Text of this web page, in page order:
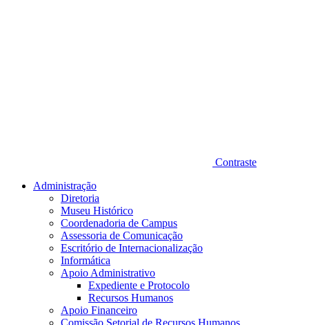
Contraste
Administração
Diretoria
Museu Histórico
Coordenadoria de Campus
Assessoria de Comunicação
Escritório de Internacionalização
Informática
Apoio Administrativo
Expediente e Protocolo
Recursos Humanos
Apoio Financeiro
Comissão Setorial de Recursos Humanos